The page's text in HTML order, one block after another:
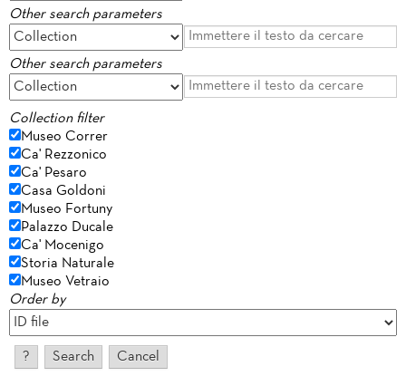
Other search parameters
Other search parameters
Collection filter
Museo Correr
Ca' Rezzonico
Ca' Pesaro
Casa Goldoni
Museo Fortuny
Palazzo Ducale
Ca' Mocenigo
Storia Naturale
Museo Vetraio
Order by